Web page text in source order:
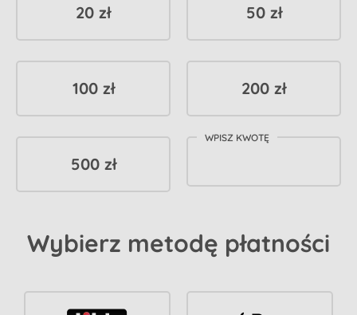
20 zł 50 zł
100 zł 200 zł
500 zł
WPISZ KWOTĘ
Wybierz metodę płatności